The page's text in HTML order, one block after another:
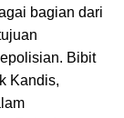
bagian dari
Bibit
Kandis,